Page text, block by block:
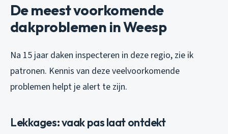
De meest voorkomende
dakproblemen in Weesp
Na 15 jaar daken inspecteren in deze regio, zie ik
patronen. Kennis van deze veelvoorkomende
problemen helpt je alert te zijn.
Lekkages: vaak pas laat ontdekt